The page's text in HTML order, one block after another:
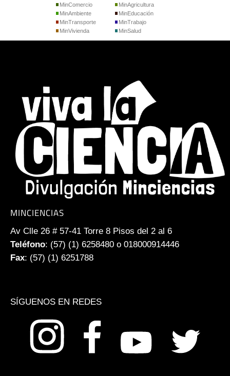
MinComercio
MinAgricultura
MinAmbiente
MinTransporte
MinVivienda
MinEducación
MinTrabajo
MinSalud
MINCIENCIAS
Av Clle 26 # 57-41 Torre 8 Pisos del 2 al 6
Teléfono: (57) (1) 6258480 o 018000914446
Fax: (57) (1) 6251788
SÍGUENOS EN REDES